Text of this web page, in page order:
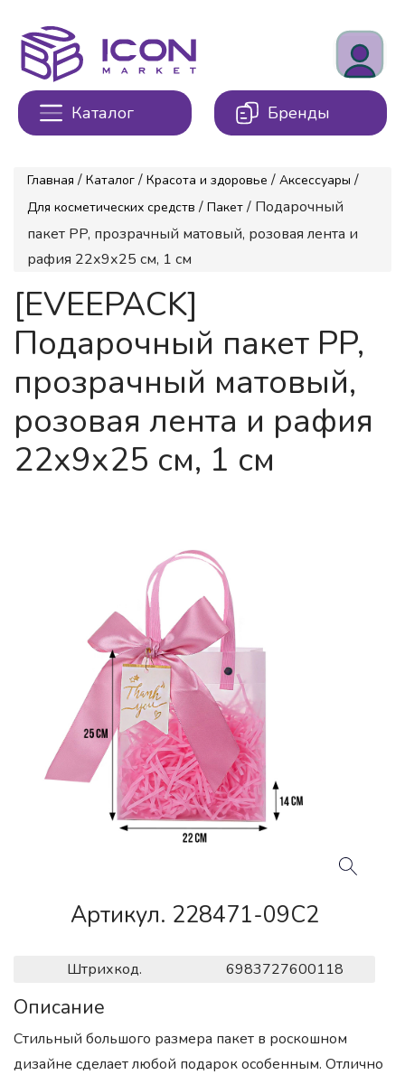
Каталог Бренды
Главная / Каталог / Красота и здоровье / Аксессуары /
Для косметических средств / Пакет / Подарочный
пакет PP, прозрачный матовый, розовая лента и
рафия 22х9х25 см, 1 см
[EVEEPACK]
Подарочный пакет PP,
прозрачный матовый,
розовая лента и рафия
22х9х25 см, 1 см
Артикул. 228471-09C2
Штрихкод. 6983727600118
Описание
Стильный большого размера пакет в роскошном
дизайне сделает любой подарок особенным. Отлично